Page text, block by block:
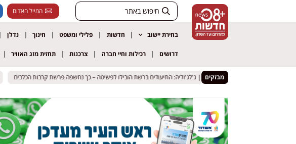
המייל האדום
בחירת יישוב חדשות פלילי ומשפט חינוך נדלן
דרושים רכילות וחיי חברה צרכנות תחזית מזג האוויר
מבזקים
שומרון | ג'לג'וליה: התיעודים ברשת הובילו לפשיטה – כך נחשפה פרשת קרבות הכלבים
שומרון | ג'לג'וליה: התיעודים ברשת הובילו לפשיטה – כך נחשפה פרשת קרבות הכלבים